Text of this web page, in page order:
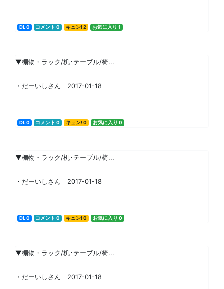
DL 0 コメント 0 キュン! 2 お気に入り 1
▼棚物・ラック/机･テーブル/椅...
・だーいしさん 2017-01-18
DL 0 コメント 0 キュン! 0 お気に入り 0
▼棚物・ラック/机･テーブル/椅...
・だーいしさん 2017-01-18
DL 0 コメント 0 キュン! 0 お気に入り 0
▼棚物・ラック/机･テーブル/椅...
・だーいしさん 2017-01-18